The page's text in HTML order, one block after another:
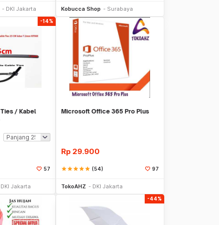
DKI Jakarta Kobucca Shop Surabaya
-14%
/ Kabel
57
DKI Jakarta
Microsoft Office 365 Pro Plus
Rp 29.900
starstarstarstarstar (54) 97
TokoAHZ DKI Jakarta
-44%